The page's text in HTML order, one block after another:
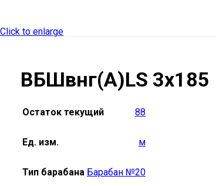
Click to enlarge
ВБШвнг(А)LS 3х185
Остаток текущий 88
Ед. изм. м
Тип барабана Барабан №20